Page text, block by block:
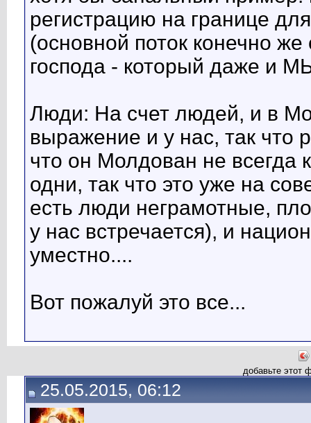
регистрацию на границе
(основной поток конечно
господа - который даже и
Люди: На счет людей, и в
выражение и у нас, так что
что он Молдован не всегда
одни, так что это уже на
есть люди неграмотные,
у нас встречается), и
уместно....
Вот пожалуй это все...
добавьте этот
25.05.2015, 06:12